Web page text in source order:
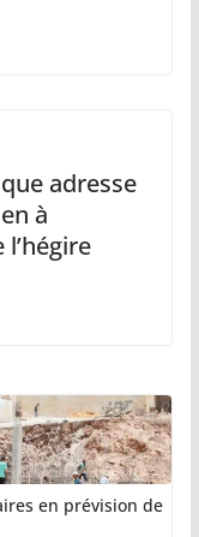
adresse
à
en prévision de